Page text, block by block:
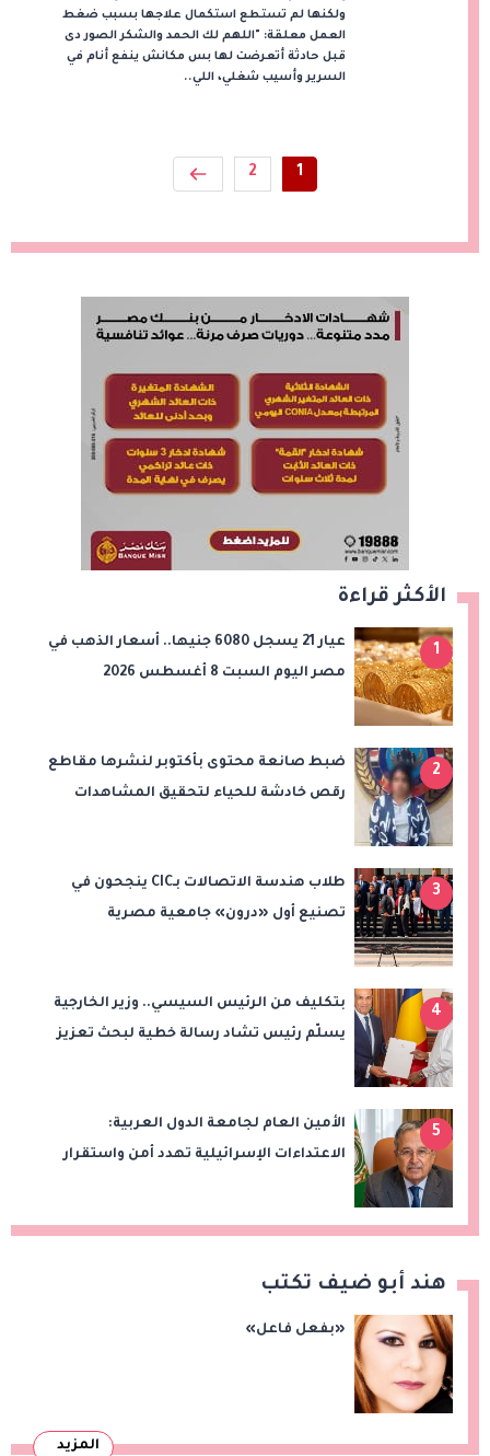
ولكنها لم تستطع استكمال علاجها بسبب ضغط
العمل معلقة: "اللهم لك الحمد والشكر الصور دى
قبل حادثة أتعرضت لها بس مكانش ينفع أنام في
السرير وأسيب شغلي، اللي..
1
2
الأكثر قراءة
1
عيار 21 يسجل 6080 جنيها.. أسعار الذهب في
مصر اليوم السبت 8 أغسطس 2026
2
ضبط صانعة محتوى بأكتوبر لنشرها مقاطع
رقص خادشة للحياء لتحقيق المشاهدات
3
طلاب هندسة الاتصالات بـCIC ينجحون في
تصنيع أول «درون» جامعية مصرية
4
بتكليف من الرئيس السيسي.. وزير الخارجية
يسلّم رئيس تشاد رسالة خطية لبحث تعزيز
5
الأمين العام لجامعة الدول العربية:
الاعتداءات الإسرائيلية تهدد أمن واستقرار
هند أبو ضيف تكتب
«بفعل فاعل»
المزيد